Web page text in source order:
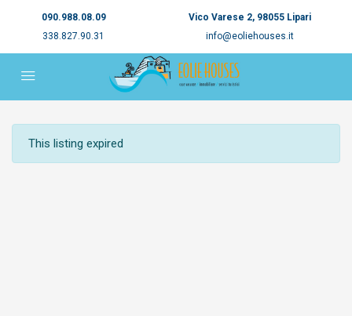
090.988.08.09
338.827.90.31
Vico Varese 2, 98055 Lipari
info@eoliehouses.it
This listing expired